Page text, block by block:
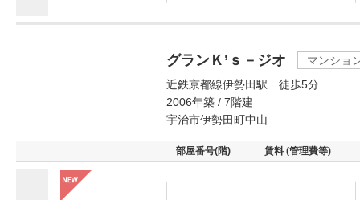
グランＫ’ｓ－ジオ
マンショ
近鉄京都線伊勢田駅 徒歩5分
2006年築 / 7階建
宇治市伊勢田町中山
部屋番号(階) 賃料 (管理費等)